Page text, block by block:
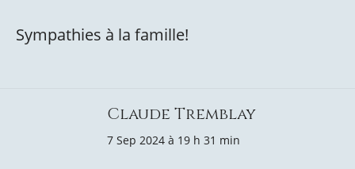
Sympathies à la famille!
Claude Tremblay
7 Sep 2024 à 19 h 31 min